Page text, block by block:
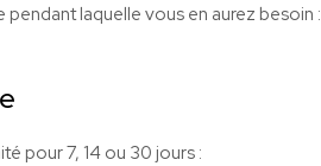
laquelle vous en aurez besoin
pour 7, 14 ou 30 jours :